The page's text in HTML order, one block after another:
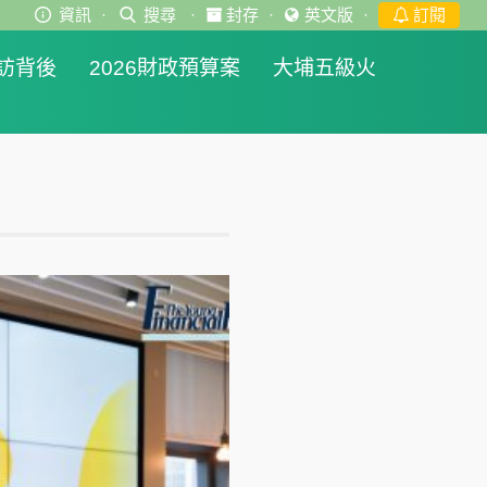
資訊 · 搜尋 · 封存 · 英文版 · 訂閱
背後 2026財政預算案 大埔五級火